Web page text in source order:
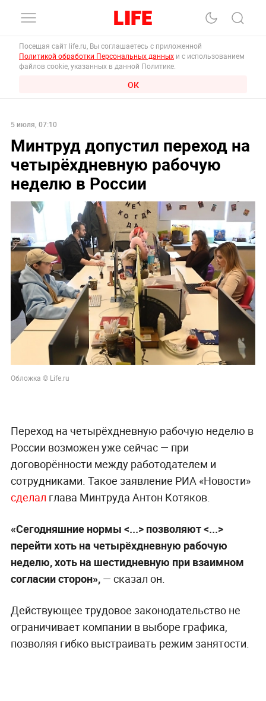
Посещая сайт life.ru, Вы соглашаетесь с приложенной
Политикой обработки Персональных данных и с использованием
файлов cookie, указанных в данной Политике.
ОК
5 июля, 07:10
Минтруд допустил переход на
четырёхдневную рабочую
неделю в России
Обложка © Life.ru
Переход на четырёхдневную рабочую неделю в
России возможен уже сейчас — при
договорённости между работодателем и
сотрудниками. Такое заявление РИА «Новости»
сделал глава Минтруда Антон Котяков.
«Сегодняшние нормы <...> позволяют <...>
перейти хоть на четырёхдневную рабочую
неделю, хоть на шестидневную при взаимном
согласии сторон»,— сказал он.
Действующее трудовое законодательство не
ограничивает компании в выборе графика,
позволяя гибко выстраивать режим занятости.